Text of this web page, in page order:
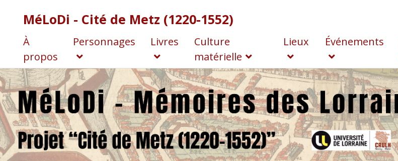
MéLoDi - Cité de Metz (1220-1552)
À
propos
Personnages Livres
Culture
matérielle
Lieux Événements